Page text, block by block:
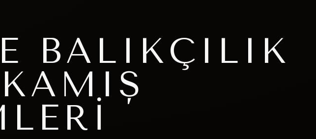
BALIKÇILIK